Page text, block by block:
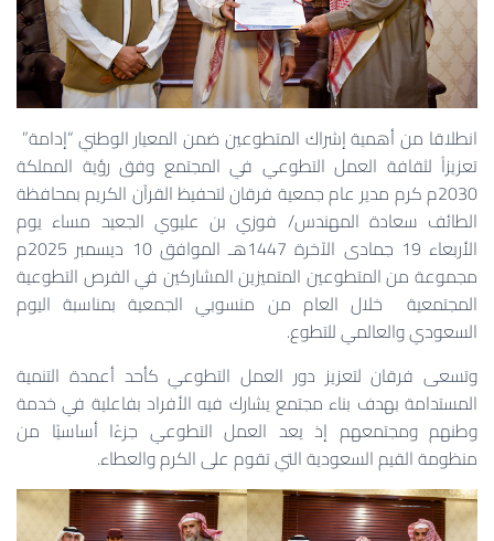
انطلاقا من أهمية إشراك المتطوعين ضمن المعيار الوطني “إدامة”
تعزيزاً لثقافة العمل التطوعي في المجتمع وفق رؤية المملكة
2030مكرم مدير عام جمعية فرقان لتحفيظ القرآن الكريم بمحافظة
الطائف سعادة المهندس/ فوزي بن عليوي الجعيد مساء يوم
الأربعاء 19 جمادى الآخرة 1447هـ الموافق10 ديسمبر 2025م
مجموعة من المتطوعين المتميزين المشاركين في الفرص التطوعية
المجتمعية خلال العام من منسوبي الجمعية بمناسبة اليوم
السعودي والعالمي للتطوع.
وتسعى فرقان لتعزيز دور العمل التطوعي كأحد أعمدة التنمية
المستدامة بهدف بناء مجتمع يشارك فيه الأفراد بفاعلية في خدمة
وطنهم ومجتمعهم إذ يعد العمل التطوعي جزءًا أساسيًا من
منظومة القيم السعودية التي تقوم على الكرم والعطاء.